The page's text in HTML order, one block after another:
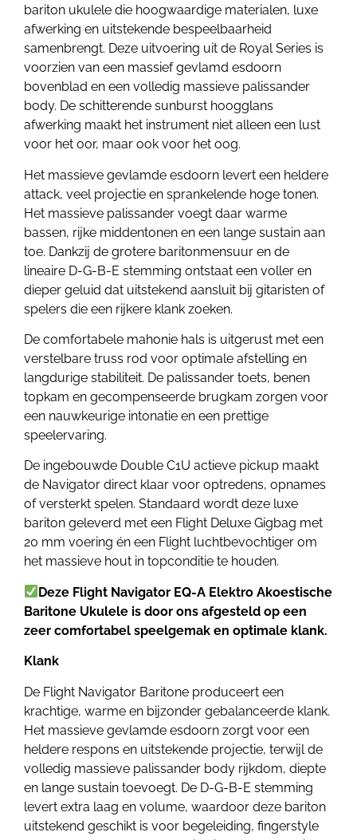
bariton ukulele die hoogwaardige materialen, luxe
afwerking en uitstekende bespeelbaarheid
samenbrengt. Deze uitvoering uit de Royal Series is
voorzien van een massief gevlamd esdoorn
bovenblad en een volledig massieve palissander
body. De schitterende sunburst hoogglans
afwerking maakt het instrument niet alleen een lust
voor het oor, maar ook voor het oog.
Het massieve gevlamde esdoorn levert een heldere
attack, veel projectie en sprankelende hoge tonen.
Het massieve palissander voegt daar warme
bassen, rijke middentonen en een lange sustain aan
toe. Dankzij de grotere baritonmensuur en de
lineaire D-G-B-E stemming ontstaat een voller en
dieper geluid dat uitstekend aansluit bij gitaristen of
spelers die een rijkere klank zoeken.
De comfortabele mahonie hals is uitgerust met een
verstelbare truss rod voor optimale afstelling en
langdurige stabiliteit. De palissander toets, benen
topkam en gecompenseerde brugkam zorgen voor
een nauwkeurige intonatie en een prettige
speelervaring.
De ingebouwde Double C1U actieve pickup maakt
de Navigator direct klaar voor optredens, opnames
of versterkt spelen. Standaard wordt deze luxe
bariton geleverd met een Flight Deluxe Gigbag met
20 mm voering én een Flight luchtbevochtiger om
het massieve hout in topconditie te houden.
Deze Flight Navigator EQ-A Elektro Akoestische
Baritone Ukulele is door ons afgesteld op een
zeer comfortabel speelgemak en optimale klank.
Klank
De Flight Navigator Baritone produceert een
krachtige, warme en bijzonder gebalanceerde klank.
Het massieve gevlamde esdoorn zorgt voor een
heldere respons en uitstekende projectie, terwijl de
volledig massieve palissander body rijkdom, diepte
en lange sustain toevoegt. De D-G-B-E stemming
levert extra laag en volume, waardoor deze bariton
uitstekend geschikt is voor begeleiding, fingerstyle